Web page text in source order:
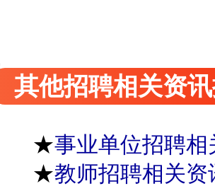
其他招聘相关资
★事业单位招聘相
★教师招聘相关资